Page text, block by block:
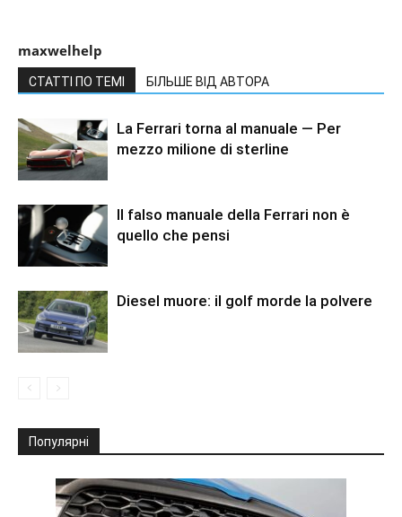
maxwelhelp
СТАТТІ ПО ТЕМІ БІЛЬШЕ ВІД АВТОРА
La Ferrari torna al manuale — Per
mezzo milione di sterline
Il falso manuale della Ferrari non è
quello che pensi
Diesel muore: il golf morde la polvere
Популярні